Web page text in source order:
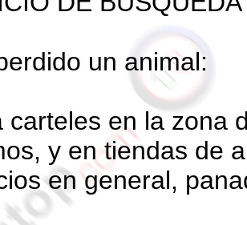
un animal:
carteles en la zona
y en tiendas de
en general,